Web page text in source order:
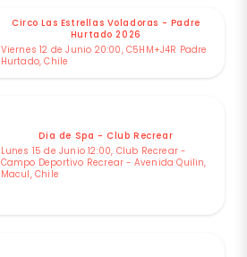
Circo Las Estrellas Voladoras - Padre
Hurtado 2026
Viernes 12 de Junio 20:00, C5HM+J4R Padre
Hurtado, Chile
Dia de Spa - Club Recrear
Lunes 15 de Junio 12:00, Club Recrear -
Campo Deportivo Recrear - Avenida Quilin,
Macul, Chile